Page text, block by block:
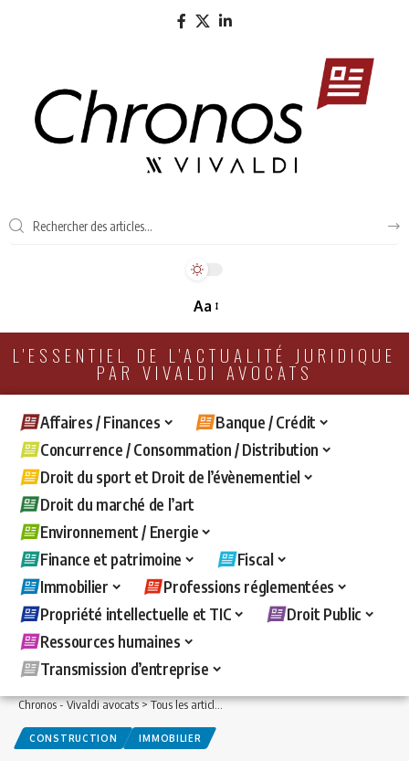
Aa
L'ESSENTIEL DE L'ACTUALITÉ JURIDIQUE
PAR VIVALDI AVOCATS
Affaires / Finances
Banque / Crédit
Concurrence / Consommation / Distribution
Droit du sport et Droit de l’évènementiel
Droit du marché de l’art
Environnement / Energie
Finance et patrimoine
Fiscal
Immobilier
Professions réglementées
Propriété intellectuelle et TIC
Droit Public
Ressources humaines
Transmission d’entreprise
Chronos - Vivaldi avocats>Tous les articles >Immobilier>Construction>
CONSTRUCTION IMMOBILIER